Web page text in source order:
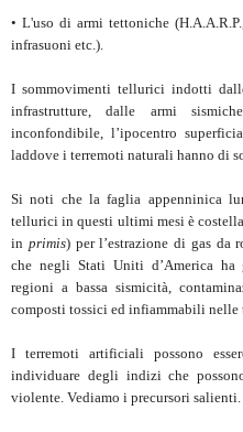
• L'uso di armi tettoniche
infrasuoni etc.).
I sommovimenti tellurici indotti
infrastrutture, dalle armi
inconfondibile, l’ipocentro
laddove i terremoti naturali hanno di
Si noti che la faglia appenninica
tellurici in questi ultimi mesi è
in primis) per l’estrazione di gas da
che negli Stati Uniti d’America
regioni a bassa sismicità,
composti tossici ed infiammabili
I terremoti artificiali possono
individuare degli indizi che
violente. Vediamo i precursori salienti.